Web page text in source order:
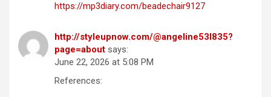
https://mp3diary.com/beadechair9127
http://styleupnow.com/@angeline53l835?
page=about says:
June 22, 2026 at 5:08 PM
References: